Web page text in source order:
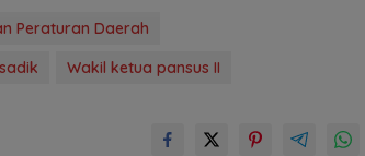
Peraturan Daerah
Wakil ketua pansus II